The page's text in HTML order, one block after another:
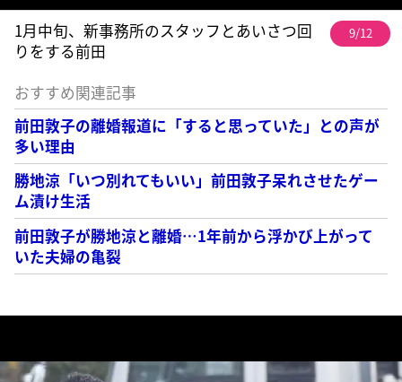
1月中旬、新事務所のスタッフとあいさつ回
りをする前田
9/12
おすすめ関連記事
前田敦子の離婚報道に「すると思っていた」との声が
多い理由
勝地涼「いつ別れてもいい」前田敦子呆れさせたゲー
ム漬け生活
前田敦子が勝地涼と離婚…1年前から浮かび上がって
いた夫婦の亀裂